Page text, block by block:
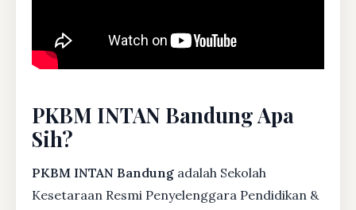
PKBM INTAN Bandung Apa
Sih?
PKBM INTAN Bandung adalah Sekolah
Kesetaraan Resmi Penyelenggara Pendidikan &